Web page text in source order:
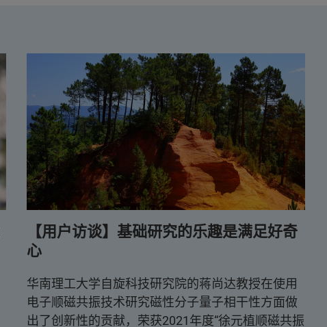
【用户访谈】基础研究的乐趣是满足好奇
心
华南理工大学自旋科技研究院的蒋尚达教授在使用
电子顺磁共振技术研究磁性分子量子相干性方面做
出了创新性的贡献，荣获2021年度“徐元植顺磁共振